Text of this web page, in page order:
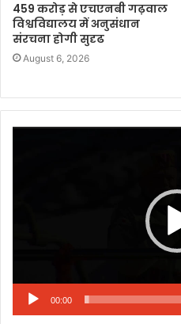
459 करोड़ से एचएनबी गढ़वाल
विश्वविद्यालय में अनुसंधान
संरचना होगी सुदृढ
August 6, 2026
00:00